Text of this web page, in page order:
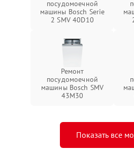
посудомоечной
машины Bosch Serie
2 SMV 40D10
Ремонт
посудомоечной
машины Bosch SMV
43M30
Показать все